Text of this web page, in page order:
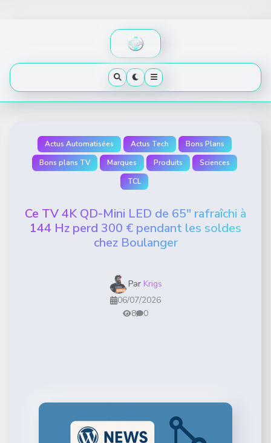
Actus Automatisées Actus Tech
Bons Plans
Bons plans TV
Marques Produits
Sciences
TCL
Ce TV 4K QD-Mini LED de 65″ rafraîchi à
144 Hz perd 300 € pendant les soldes
chez Boulanger
Par Krigs
06/07/2026
8
0